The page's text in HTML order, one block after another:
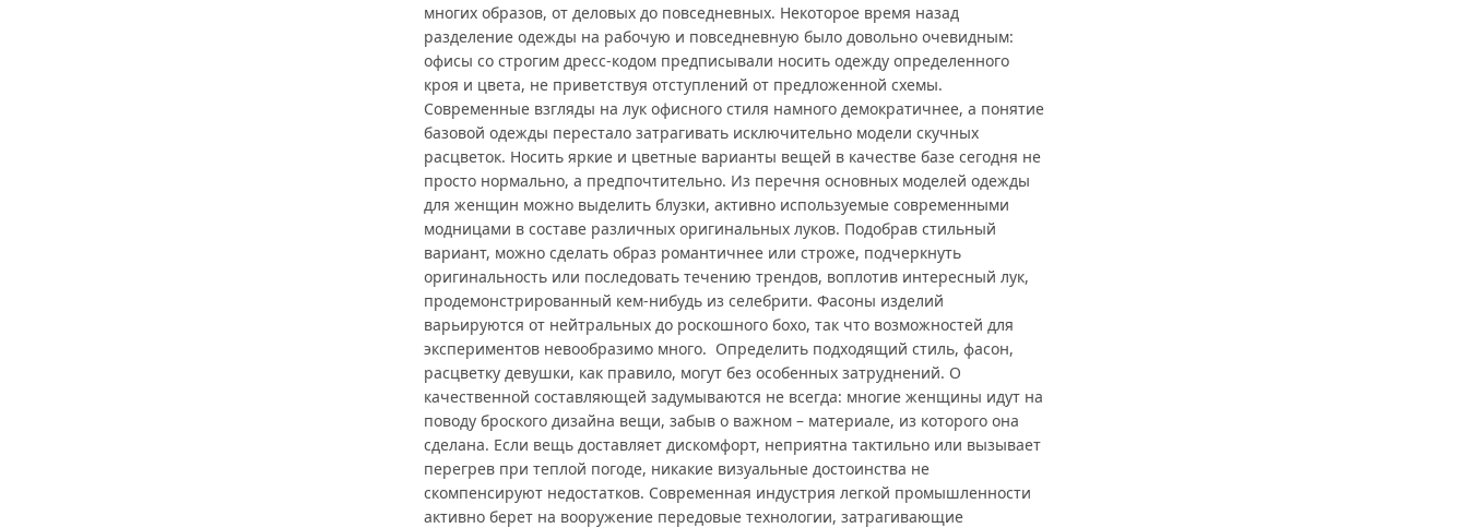
многих образов, от деловых до повседневных. Некоторое время назад
разделение одежды на рабочую и повседневную было довольно очевидным:
офисы со строгим дресс-кодом предписывали носить одежду определенного
кроя и цвета, не приветствуя отступлений от предложенной схемы.
Современные взгляды на лук офисного стиля намного демократичнее, а понятие
базовой одежды перестало затрагивать исключительно модели скучных
расцветок. Носить яркие и цветные варианты вещей в качестве базе сегодня не
просто нормально, а предпочтительно. Из перечня основных моделей одежды
для женщин можно выделить блузки, активно используемые современными
модницами в составе различных оригинальных луков. Подобрав стильный
вариант, можно сделать образ романтичнее или строже, подчеркнуть
оригинальность или последовать течению трендов, воплотив интересный лук,
продемонстрированный кем-нибудь из селебрити. Фасоны изделий
варьируются от нейтральных до роскошного бохо, так что возможностей для
экспериментов невообразимо много. Определить подходящий стиль, фасон,
расцветку девушки, как правило, могут без особенных затруднений. О
качественной составляющей задумываются не всегда: многие женщины идут на
поводу броского дизайна вещи, забыв о важном – материале, из которого она
сделана. Если вещь доставляет дискомфорт, неприятна тактильно или вызывает
перегрев при теплой погоде, никакие визуальные достоинства не
скомпенсируют недостатков. Современная индустрия легкой промышленности
активно берет на вооружение передовые технологии, затрагивающие